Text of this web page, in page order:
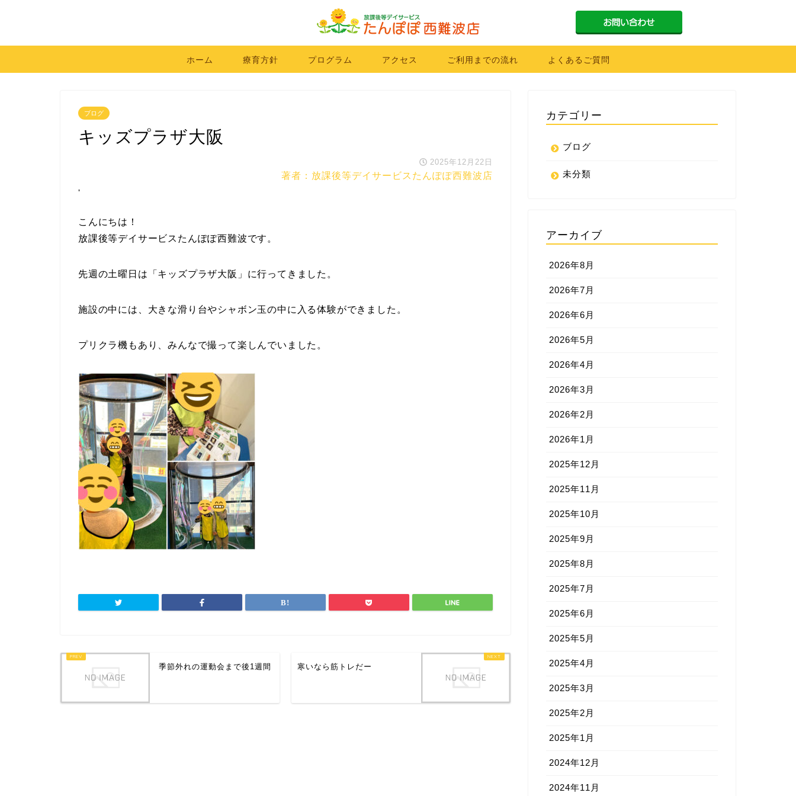
ホーム 療育方針 プログラム アクセス ご利用までの流れ よくあるご質問
ブログ
キッズプラザ大阪
2025年12月22日
著者：放課後等デイサービスたんぽぽ西難波店
'
こんにちは！
放課後等デイサービスたんぽぽ西難波です。
先週の土曜日は「キッズプラザ大阪」に行ってきました。
施設の中には、大きな滑り台やシャボン玉の中に入る体験ができました。
プリクラ機もあり、みんなで撮って楽しんでいました。
季節外れの運動会まで後1週間 寒いなら筋トレだー
カテゴリー
ブログ
未分類
アーカイブ
2026年8月
2026年7月
2026年6月
2026年5月
2026年4月
2026年3月
2026年2月
2026年1月
2025年12月
2025年11月
2025年10月
2025年9月
2025年8月
2025年7月
2025年6月
2025年5月
2025年4月
2025年3月
2025年2月
2025年1月
2024年12月
2024年11月